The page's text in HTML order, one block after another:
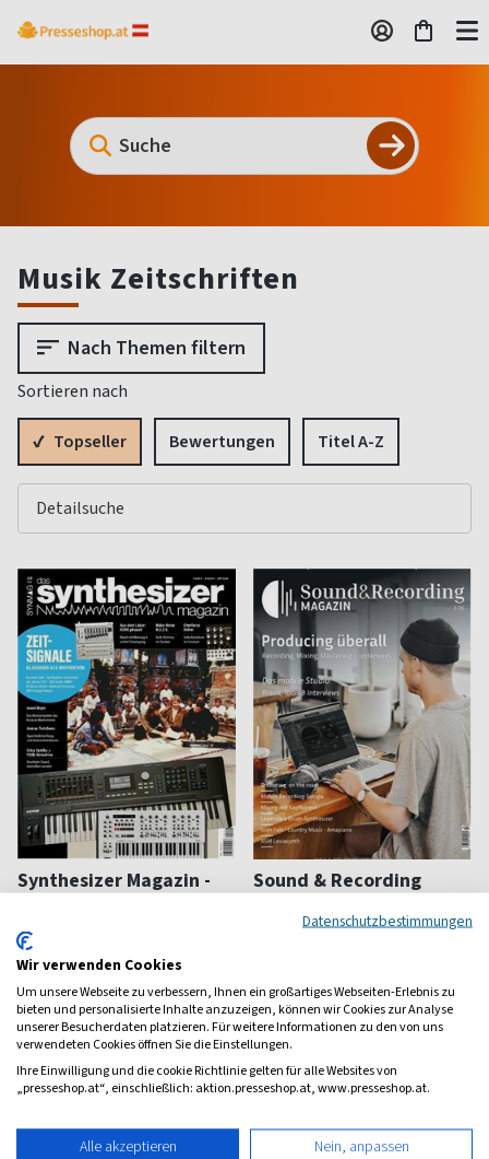
Musik Zeitschriften
Nach Themen filtern
Sortieren nach
Topseller Bewertungen Titel A-Z
Synthesizer Magazin -
Synthesizer Magazin
ab 9,98 €
(alle 2 Monate)
4,33
Sound & Recording
Songs aufnehmen
(quartalsweise)
4,00
Datenschutzbestimmungen
Wir verwenden Cookies
Um unsere Webseite zu verbessern, Ihnen ein großartiges Webseiten-Erlebnis zu
bieten und personalisierte Inhalte anzuzeigen, können wir Cookies zur Analyse
unserer Besucherdaten platzieren. Für weitere Informationen zu den von uns
verwendeten Cookies öffnen Sie die Einstellungen.
Ihre Einwilligung und die cookie Richtlinie gelten für alle Websites von
„presseshop.at“, einschließlich: aktion.presseshop.at, www.presseshop.at.
Alle akzeptieren Nein, anpassen